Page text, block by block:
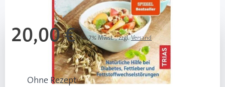
20,00 €Inkl. 7% Mwst.,zzgl.Versand
Rezeptart wählen
Ohne Rezept